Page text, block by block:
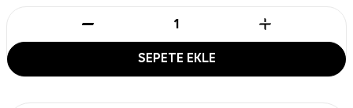
SEPETE EKLE